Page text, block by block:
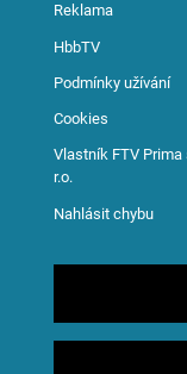
Reklama
HbbTV
Podmínky užívání
Cookies
Vlastník FTV Prima
r.o.
Nahlásit chybu